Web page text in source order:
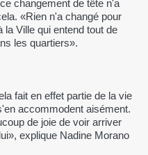
changement de tête n'a
«Rien n'a changé pour
la Ville qui entend tout de
les quartiers».
fait en effet partie de la vie
accommodent aisément.
de joie de voir arriver
explique Nadine Morano